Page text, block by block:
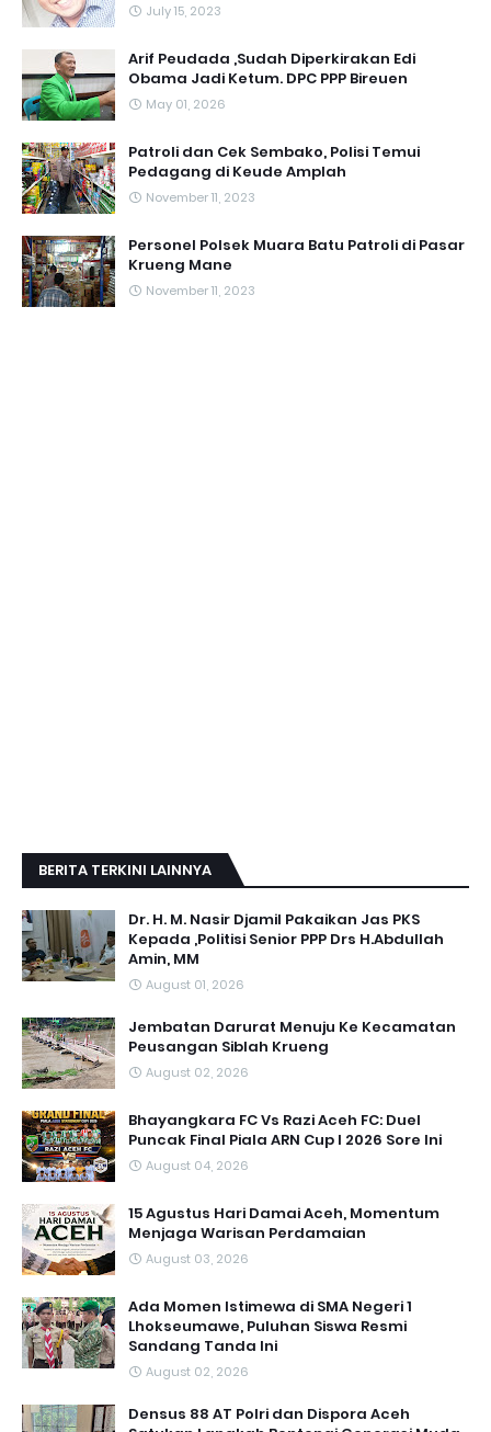
July 15, 2023
Arif Peudada ,Sudah Diperkirakan Edi
Obama Jadi Ketum. DPC PPP Bireuen
May 01, 2026
Patroli dan Cek Sembako, Polisi Temui
Pedagang di Keude Amplah
November 11, 2023
Personel Polsek Muara Batu Patroli di Pasar
Krueng Mane
November 11, 2023
BERITA TERKINI LAINNYA
Dr. H. M. Nasir Djamil Pakaikan Jas PKS
Kepada ,Politisi Senior PPP Drs H.Abdullah
Amin, MM
August 01, 2026
Jembatan Darurat Menuju Ke Kecamatan
Peusangan Siblah Krueng
August 02, 2026
Bhayangkara FC Vs Razi Aceh FC: Duel
Puncak Final Piala ARN Cup I 2026 Sore Ini
August 04, 2026
15 Agustus Hari Damai Aceh, Momentum
Menjaga Warisan Perdamaian
August 03, 2026
Ada Momen Istimewa di SMA Negeri 1
Lhokseumawe, Puluhan Siswa Resmi
Sandang Tanda Ini
August 02, 2026
Densus 88 AT Polri dan Dispora Aceh